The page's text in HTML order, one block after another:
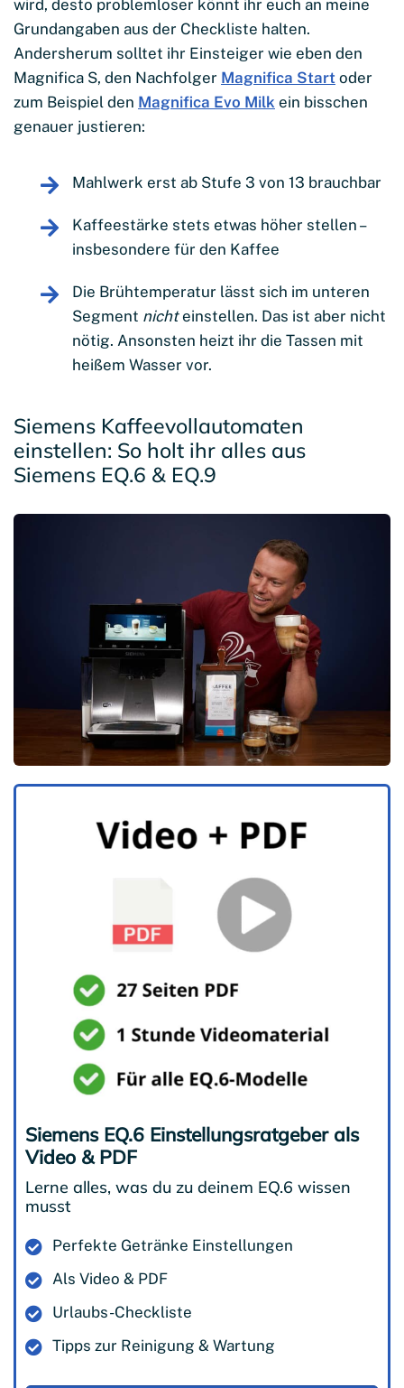
wird, desto problemloser könnt ihr euch an meine
Grundangaben aus der Checkliste halten.
Andersherum solltet ihr Einsteiger wie eben den
Magnifica S, den Nachfolger Magnifica Start oder
zum Beispiel den Magnifica Evo Milk ein bisschen
genauer justieren:
Mahlwerk erst ab Stufe 3 von 13 brauchbar
Kaffeestärke stets etwas höher stellen –
insbesondere für den Kaffee
Die Brühtemperatur lässt sich im unteren
Segment nichteinstellen. Das ist aber nicht
nötig. Ansonsten heizt ihr die Tassen mit
heißem Wasser vor.
Siemens Kaffeevollautomaten
einstellen: So holt ihr alles aus
Siemens EQ.6 & EQ.9
Siemens EQ.6 Einstellungsratgeber als
Video & PDF
Lerne alles, was du zu deinem EQ.6 wissen
musst
Perfekte Getränke Einstellungen
Als Video & PDF
Urlaubs-Checkliste
Tipps zur Reinigung & Wartung